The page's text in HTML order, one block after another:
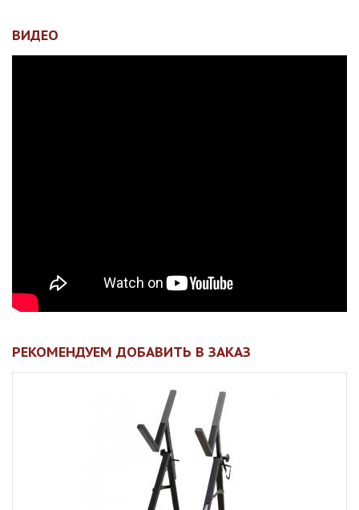
ВИДЕО
РЕКОМЕНДУЕМ ДОБАВИТЬ В ЗАКАЗ